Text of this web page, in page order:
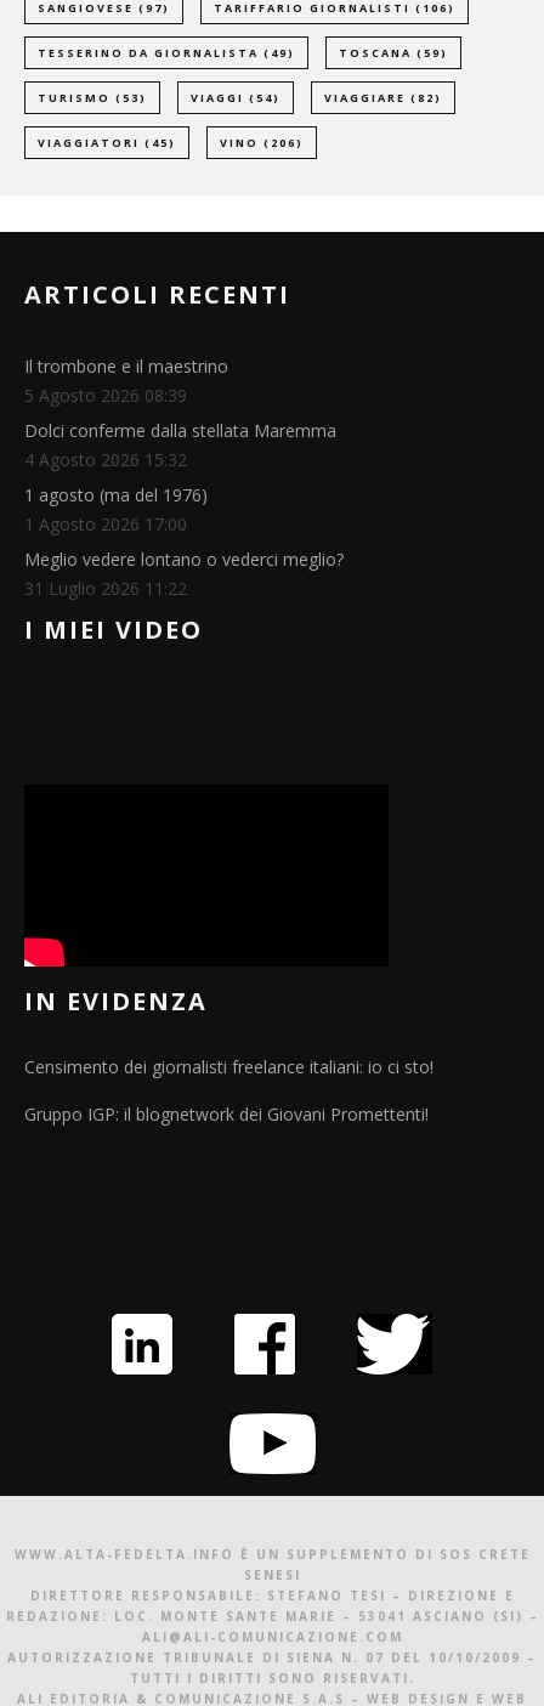
SANGIOVESE (97) TARIFFARIO GIORNALISTI (106)
TESSERINO DA GIORNALISTA (49) TOSCANA (59)
TURISMO (53) VIAGGI (54) VIAGGIARE (82)
VIAGGIATORI (45) VINO (206)
ARTICOLI RECENTI
Il trombone e il maestrino
5 Agosto 2026 08:39
Dolci conferme dalla stellata Maremma
4 Agosto 2026 15:32
1 agosto (ma del 1976)
1 Agosto 2026 17:00
Meglio vedere lontano o vederci meglio?
31 Luglio 2026 11:22
I MIEI VIDEO
IN EVIDENZA
Censimento dei giornalisti freelance italiani: io ci sto!
Gruppo IGP: il blognetwork dei Giovani Promettenti!
WWW.ALTA-FEDELTA.INFO È UN SUPPLEMENTO DI SOS CRETE
SENESI
DIRETTORE RESPONSABILE: STEFANO TESI – DIREZIONE E
REDAZIONE: LOC. MONTE SANTE MARIE – 53041 ASCIANO (SI) –
ALI@ALI-COMUNICAZIONE.COM
AUTORIZZAZIONE TRIBUNALE DI SIENA N. 07 DEL 10/10/2009 –
TUTTI I DIRITTI SONO RISERVATI.
ALI EDITORIA & COMUNICAZIONE S.A.S – WEB DESIGN E WEB